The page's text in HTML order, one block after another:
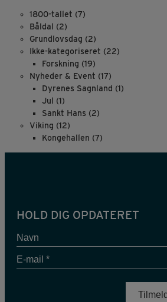
1800-tallet (7)
Båldal (2)
Grundlovsdag (2)
Ikke-kategoriseret (22)
Forskning (19)
Nyheder & Event (17)
Dyrenes Sagnland (1)
Jul (1)
Sankt Hans (2)
Viking (12)
Kongehallen (7)
HOLD DIG OPDATERET
Navn
E-
mail